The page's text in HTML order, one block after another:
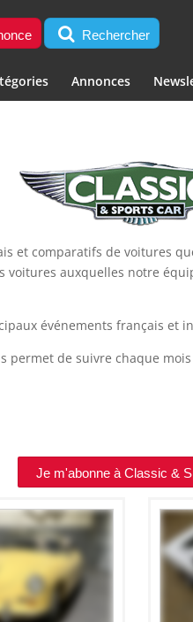
Rechercher
Annonces
et comparatifs de voitures
voitures auxquelles notre
événements français et
permet de suivre chaque
Je m'abonne à Classic &